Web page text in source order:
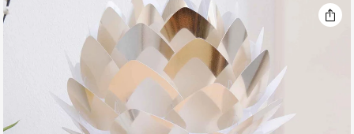
the